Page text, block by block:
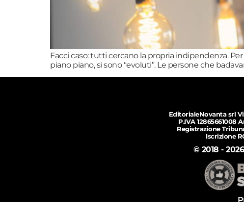
Facci caso: tutti cercano la propria indipendenza.
piano piano, si sono “evoluti”. Le persone che
EditorialeNovanta srl
P.IVA 12865661008
Registrazione
Iscrizione
© 2018 -